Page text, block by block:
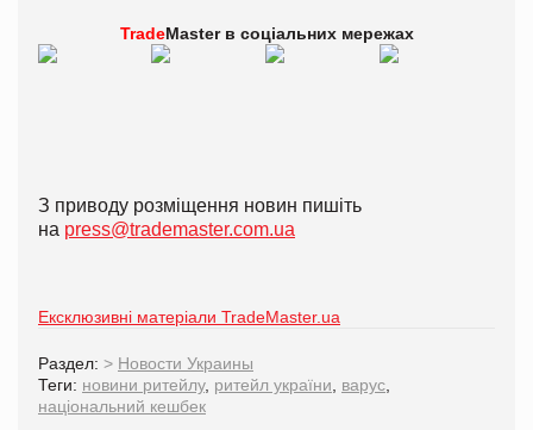
TradeMaster в соціальних мережах
З приводу розміщення новин пишіть
на press@trademaster.com.ua
Ексклюзивні матеріали TradeMaster.ua
Раздел: > Новости Украины
Теги: новини ритейлу, ритейл україни варус
національний кешбек